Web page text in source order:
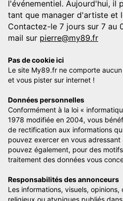
l'événementiel. Aujourd'hui, il
tant que manager d'artiste et
Contactez-le 7 jours sur 7 au
mail sur pierre@my89.fr
Pas de cookie ici
Le site My89.fr ne comporte
et vous pister sur internet !
Données personnelles
Conformément à la loi «
1978 modifiée en 2004, vous
de rectification aux informations
pouvez exercer en vous adressant
pouvez également, pour des
traitement des données vous
Responsabilités des annonceurs
Les informations, visuels,
religieux ou atypiques publiés